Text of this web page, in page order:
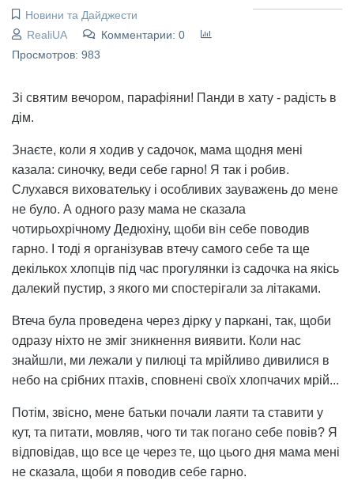
Новини та Дайджести
RealiUA
Комментарии: 0
Просмотров: 983
Зі святим вечором, парафіяни! Панди в хату - радість в
дім.
Знаєте, коли я ходив у садочок, мама щодня мені
казала: синочку, веди себе гарно! Я так і робив.
Слухався виховательку і особливих зауважень до мене
не було. А одного разу мама не сказала
чотирьохрічному Дедюхіну, щоби він себе поводив
гарно. І тоді я організував втечу самого себе та ще
декількох хлопців під час прогулянки із садочка на якісь
далекий пустир, з якого ми спостерігали за літаками.
Втеча була проведена через дірку у паркані, так, щоби
одразу ніхто не зміг зникнення виявити. Коли нас
знайшли, ми лежали у пилюці та мрійливо дивилися в
небо на срібних птахів, сповнені своїх хлопчачих мрій...
Потім, звісно, мене батьки почали лаяти та ставити у
кут, та питати, мовляв, чого ти так погано себе повів? Я
відповідав, що все це через те, що цього дня мама мені
не сказала, щоби я поводив себе гарно.